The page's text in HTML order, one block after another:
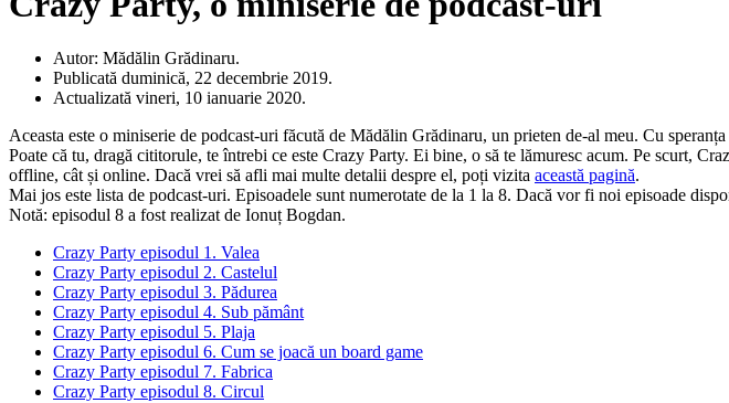
Autor: Mădălin Grădinaru.
Publicată duminică, 22 decembrie 2019.
Actualizată vineri, 10 ianuarie 2020.
Aceasta este o miniserie de podcast-uri făcută de Mădălin Grădinaru, un prieten de-al meu. Cu
Poate că tu, dragă cititorule, te întrebi ce este Crazy Party. Ei bine, o să te lămuresc acum. Pe scurt,
offline, cât și online. Dacă vrei să afli mai multe detalii despre el, poți vizita această pagină.
Mai jos este lista de podcast-uri. Episoadele sunt numerotate de la 1 la 8. Dacă vor fi noi episoade
Notă: episodul 8 a fost realizat de Ionuț Bogdan.
Crazy Party episodul 1. Valea
Crazy Party episodul 2. Castelul
Crazy Party episodul 3. Pădurea
Crazy Party episodul 4. Sub pământ
Crazy Party episodul 5. Plaja
Crazy Party episodul 6. Cum se joacă un board game
Crazy Party episodul 7. Fabrica
Crazy Party episodul 8. Circul